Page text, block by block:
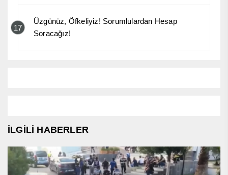
17
Üzgünüz, Öfkeliyiz! Sorumlulardan Hesap
Soracağız!
İLGİLİ HABERLER